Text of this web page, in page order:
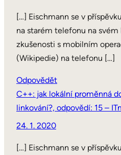
[…] Eischmann se v
na starém telefonu na
zkušenosti s mobilním
(Wikipedie) na telefonu […]
Odpovědět
C++: jak lokální proměnná
linkování?, odpovědí: 15 –
24. 1. 2020
[…] Eischmann se v